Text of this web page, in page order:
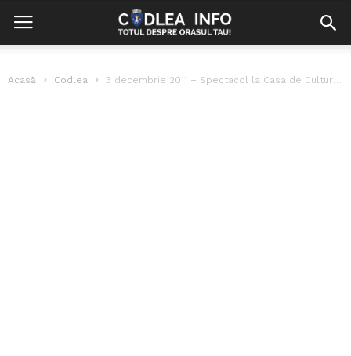
Acasă Codlea 3 decembrie 2011 – Spectacol la Casa de Cultură Codlea